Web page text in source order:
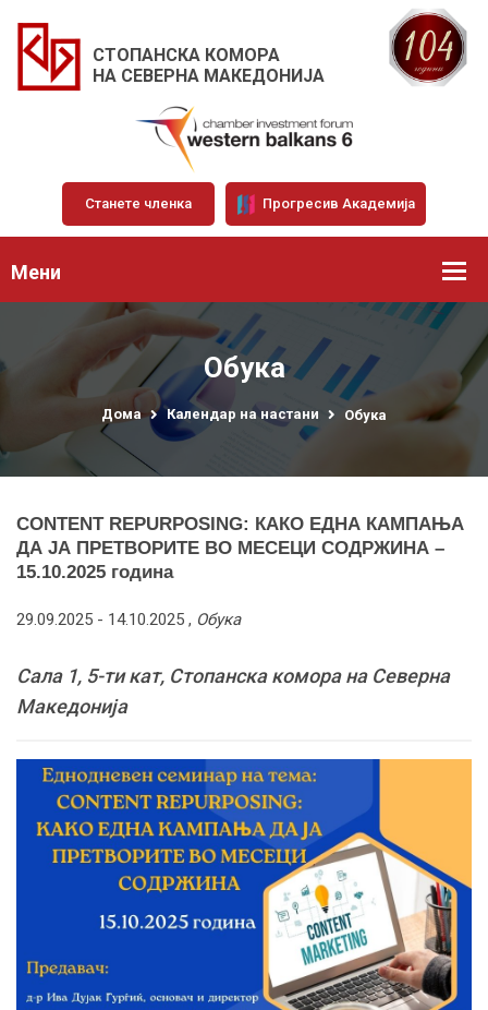
СТОПАНСКА КОМОРА
НА СЕВЕРНА МАКЕДОНИЈА
Станете членка Прогресив Академија
Мени
Обука
Дома Календар на настани Обука
CONTENT REPURPOSING: КАКО ЕДНА КАМПАЊА
ДА ЈА ПРЕТВОРИТЕ ВО МЕСЕЦИ СОДРЖИНА –
15.10.2025 година
29.09.2025 - 14.10.2025 , Обука
Сала 1, 5-ти кат, Стопанска комора на Северна
Македонија